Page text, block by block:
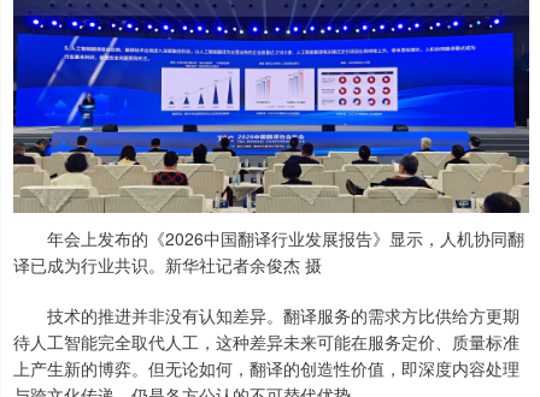
年会上发布的《2026中国翻译行业发展报告》显示，人机协同翻
译已成为行业共识。新华社记者余俊杰 摄
技术的推进并非没有认知差异。翻译服务的需求方比供给方更期
待人工智能完全取代人工，这种差异未来可能在服务定价、质量标准
上产生新的博弈。但无论如何，翻译的创造性价值，即深度内容处理